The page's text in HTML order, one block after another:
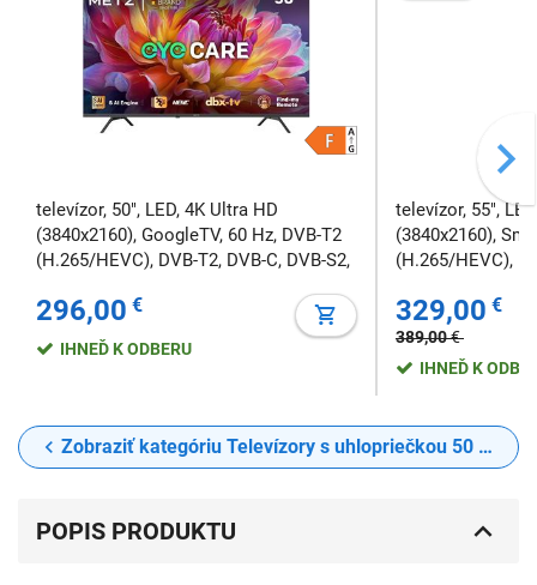
televízor, 50", LED, 4K Ultra HD
(3840x2160), GoogleTV, 60 Hz, DVB-T2
(H.265/HEVC), DVB-T2, DVB-C, DVB-S2,
5, CI/CI+ Slot, 200×200 mm
296,00 €
IHNEĎ K ODBERU
televízor, 55",
(3840x2160),
(H.265/HEVC),
5, WEB
mm
329,00 €
389,00€
IHNEĎ K
Zobraziť kategóriu Televízory s uhlopriečkou 50 až 59" (127 - 149 cm)
POPIS PRODUKTU